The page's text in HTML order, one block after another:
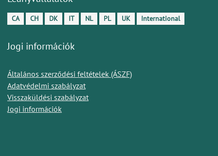
CA CH DK IT NL PL UK International
Jogi információk
Általános szerződési feltételek (ÁSZF)
Adatvédelmi szabályzat
Visszaküldési szabályzat
Jogi információk